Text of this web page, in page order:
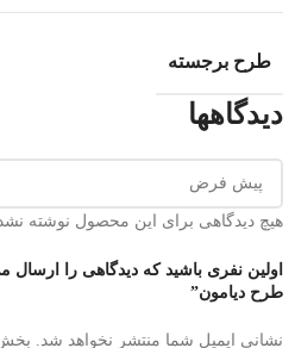
طرح برجسته
دیدگاهها
هیچ دیدگاهی برای این محصول نوشته
اولین نفری باشید که دیدگاهی را
طرح دیامون”
نشانی ایمیل شما منتشر نخواهد شد.